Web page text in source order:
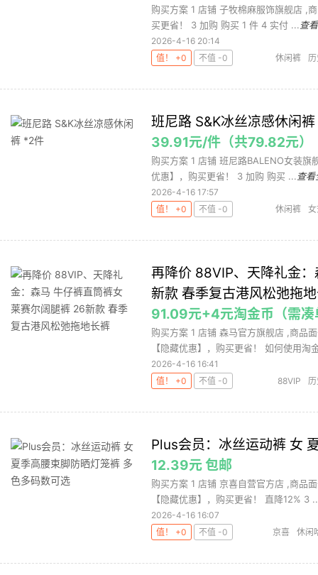
购买方案 1 店铺 子牧棉麻服饰旗舰店 ,
买更省！ 3 加购 购买 1 件 4 实付 ... 查
2026-4-16 20:14
值！ +0
不值 -0 休闲裤
班尼路 S&K冰丝凉感休闲
39.91元/件（共79.82元）
购买方案 1 店铺 班尼路BALENO女装
优惠】，购买更省！ 3 加购 购买 ... 查看
2026-4-16 17:57
值！ +0
不值 -0 休闲裤
再降价 88VIP、天降礼金
新款 春季复古港风松弛拖
91.09元+4元淘金币（需凑
购买方案 1 店铺 森马官方旗舰店 ,商品
【隐藏优惠】，购买更省！ 如何使用淘
2026-4-16 16:41
值！ +0
不值 -0 88VIP
Plus会员：冰丝运动裤 女
12.39元 包邮
购买方案 1 店铺 京喜自营官方店 ,商品
【隐藏优惠】，购买更省！ 直降12% 3
2026-4-16 16:07
值！ +0
不值 -0 京喜
休闲